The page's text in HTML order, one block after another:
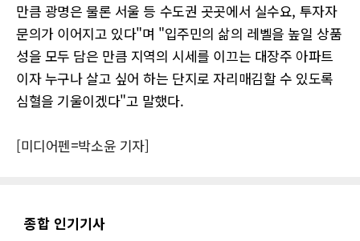
만큼 광명은 물론 서울 등 수도권 곳곳에서 실수요, 투자자
문의가 이어지고 있다"며 "입주민의 삶의 레벨을 높일 상품
성을 모두 담은 만큼 지역의 시세를 이끄는 대장주 아파트
이자 누구나 살고 싶어 하는 단지로 자리매김할 수 있도록
심혈을 기울이겠다"고 말했다.
[미디어펜=박소윤 기자]
종합 인기기사